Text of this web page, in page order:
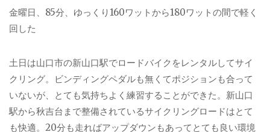
金曜日、85分、ゆっくり160ワットから180ワットの間で軽く
回した
土日は山口市の新山口駅でロードバイクをレンタルしてサイ
クリング。ビンディングペダルも無くてポジションも合って
いないが、とても気持ちよく練習することができた。新山口
駅から秋吉台まで整備されているサイクリングロードはとて
も快適。20分も走ればアップダウンもあってとても良い環境